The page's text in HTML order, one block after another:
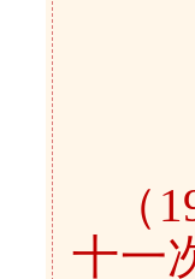
（
十一